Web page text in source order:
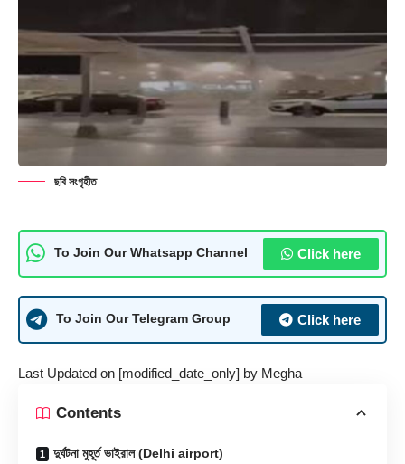
ছবি সংগৃহীত
To Join Our Whatsapp Channel Click here
To Join Our Telegram Group Click here
Last Updated on [modified_date_only] by Megha
Contents
দুর্ঘটনা মুহূর্ত ভাইরাল (Delhi airport)